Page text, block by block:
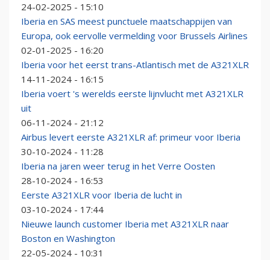
24-02-2025 - 15:10
Iberia en SAS meest punctuele maatschappijen van
Europa, ook eervolle vermelding voor Brussels Airlines
02-01-2025 - 16:20
Iberia voor het eerst trans-Atlantisch met de A321XLR
14-11-2024 - 16:15
Iberia voert 's werelds eerste lijnvlucht met A321XLR
uit
06-11-2024 - 21:12
Airbus levert eerste A321XLR af: primeur voor Iberia
30-10-2024 - 11:28
Iberia na jaren weer terug in het Verre Oosten
28-10-2024 - 16:53
Eerste A321XLR voor Iberia de lucht in
03-10-2024 - 17:44
Nieuwe launch customer Iberia met A321XLR naar
Boston en Washington
22-05-2024 - 10:31